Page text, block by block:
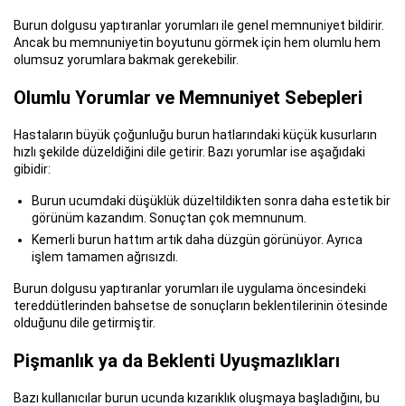
Burun dolgusu yaptıranlar yorumları ile genel memnuniyet bildirir.
Ancak bu memnuniyetin boyutunu görmek için hem olumlu hem
olumsuz yorumlara bakmak gerekebilir.
Olumlu Yorumlar ve Memnuniyet Sebepleri
Hastaların büyük çoğunluğu burun hatlarındaki küçük kusurların
hızlı şekilde düzeldiğini dile getirir. Bazı yorumlar ise aşağıdaki
gibidir:
Burun ucumdaki düşüklük düzeltildikten sonra daha estetik bir
görünüm kazandım. Sonuçtan çok memnunum.
Kemerli burun hattım artık daha düzgün görünüyor. Ayrıca
işlem tamamen ağrısızdı.
Burun dolgusu yaptıranlar yorumları ile uygulama öncesindeki
tereddütlerinden bahsetse de sonuçların beklentilerinin ötesinde
olduğunu dile getirmiştir.
Pişmanlık ya da Beklenti Uyuşmazlıkları
Bazı kullanıcılar burun ucunda kızarıklık oluşmaya başladığını, bu